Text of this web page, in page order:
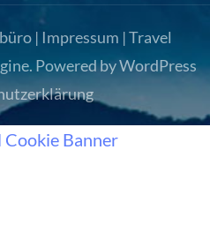
| Impressum |Travel
. Powered byWordPress
Cookie Banner